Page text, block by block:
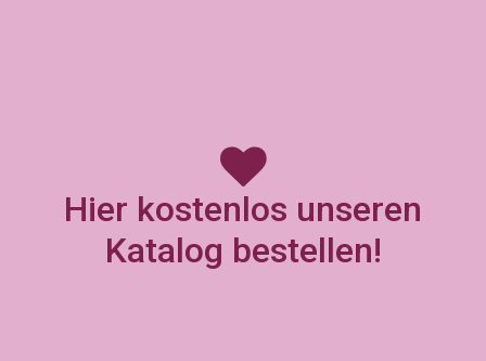
Hier kostenlos unseren
Katalog bestellen!